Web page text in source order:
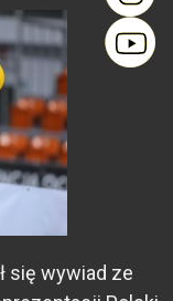
się wywiad ze